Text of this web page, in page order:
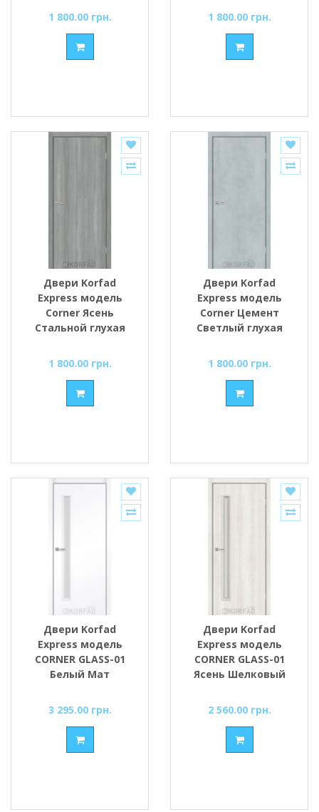
1 800.00 грн. 1 800.00 грн.
Двери Korfad
Express модель
Corner Ясень
Стальной глухая
1 800.00 грн.
Двери Korfad
Express модель
Corner Цемент
Светлый глухая
1 800.00 грн.
Двери Korfad
Express модель
CORNER GLASS-01
Белый Мат
сатин или черное
3 295.00 грн.
Двери Korfad
Express модель
CORNER GLASS-01
Ясень Шелковый
черное
2 560.00 грн.